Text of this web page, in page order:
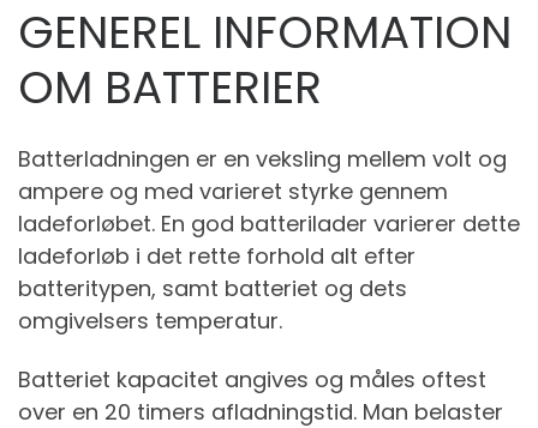
GENEREL INFORMATION
OM BATTERIER
Batterladningen er en veksling mellem volt og
ampere og med varieret styrke gennem
ladeforløbet. En god batterilader varierer dette
ladeforløb i det rette forhold alt efter
batteritypen, samt batteriet og dets
omgivelsers temperatur.
Batteriet kapacitet angives og måles oftest
over en 20 timers afladningstid. Man belaster